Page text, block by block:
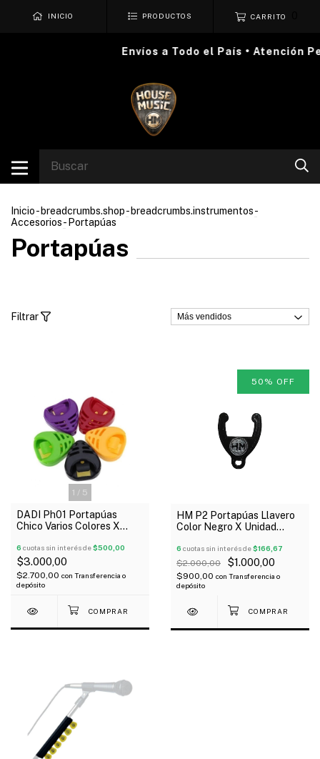
INICIO PRODUCTOS CARRITO
Envíos a Todo el País • Atención
Inicio- breadcrumbs.shop- breadcrumbs.instrumentos-
Accesorios- Portapúas
Portapúas
Filtrar
1 / 5
DADI Ph01 Portapúas
Chico Varios Colores X
6 cuotas sin interés de$500,00
$3.000,00
$2.700,00 con Transferencia o
depósito
50 % OFF
HM P2 Portapúas Llavero
Color Negro X Unidad
6 cuotas sin interés de$166,67
$2.000,00 $1.000,00
$900,00 con Transferencia o
depósito